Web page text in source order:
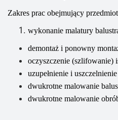
Zakres prac obejmujący
wykonanie malatury
demontaż i ponowny
oczyszczenie (szlifowanie)
uzupełnienie i uszczelnienie
dwukrotne malowanie
dwukrotne malowanie